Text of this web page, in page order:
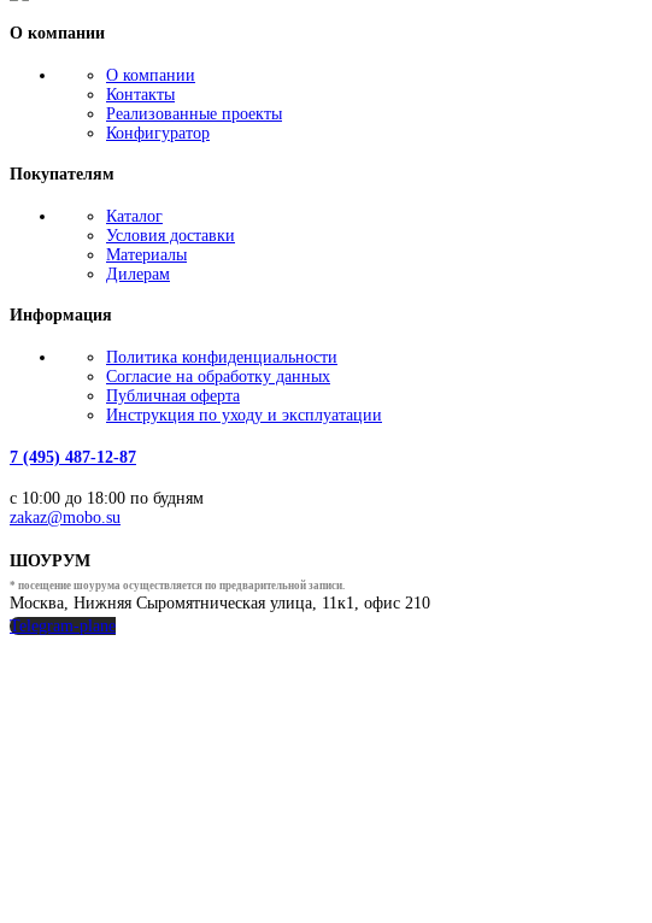
выбрать
на
О компании
О компании
Контакты
Реализованные проекты
Конфигуратор
Покупателям
Каталог
Условия доставки
Материалы
Дилерам
Информация
Политика конфиденциальности
Согласие на обработку данных
Публичная оферта
Инструкция по уходу и эксплуатации
7 (495) 487-12-87
с 10:00 до 18:00 по будням
zakaz@mobo.su
ШОУРУМ
Москва, Нижняя Сыромятническая улица, 11к1, офис 210
* посещение шоурума осуществляется по предварительной записи.
Telegram-plane